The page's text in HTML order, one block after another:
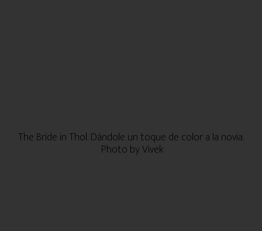
The Bride in Thol. Dándole un toque de color a la novia.
Photo by Vivek